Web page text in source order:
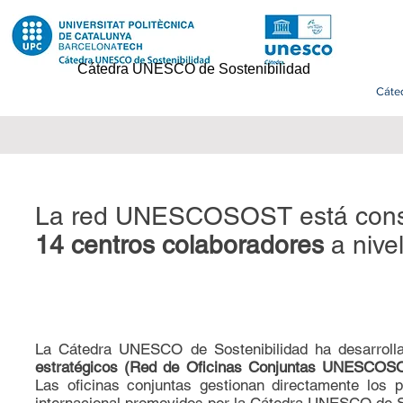
Cátedra UNESCO de Sostenibilidad
La red UNESCOSOST está
14 centros colaboradores a
La Cátedra UNESCO de Sostenibilidad ha
estratégicos (Red de Oficinas Conjuntas
Las oficinas conjuntas gestionan directamente los